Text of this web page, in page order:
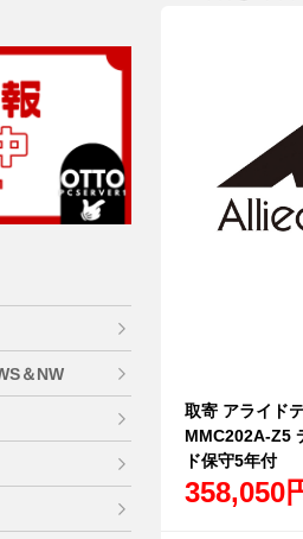
取寄 アライド
MMC202A-Z5
ド保守5年付
358,050
＆NW